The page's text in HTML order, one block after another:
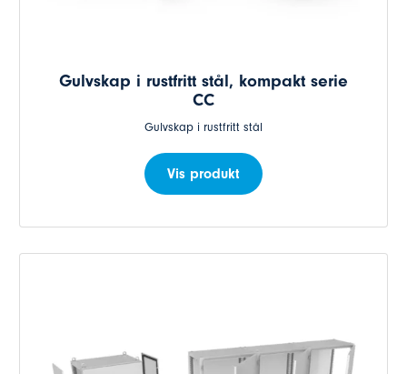
Gulvskap i rustfritt stål, kompakt serie
CC
Gulvskap i rustfritt stål
Vis produkt